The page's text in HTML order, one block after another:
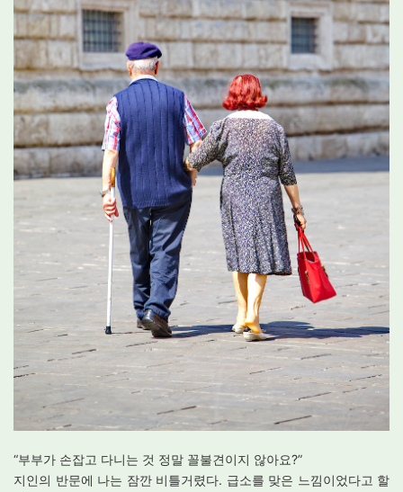
“부부가 손잡고 다니는 것 정말 꼴불견이지 않아요?”
지인의 반문에 나는 잠깐 비틀거렸다. 급소를 맞은 느낌이었다고 할